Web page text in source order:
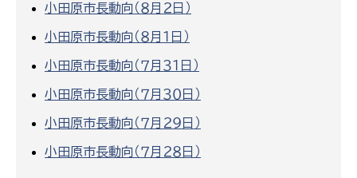
小田原市長動向（８月２日）
小田原市長動向（８月１日）
小田原市長動向（７月３１日）
小田原市長動向（７月３０日）
小田原市長動向（７月２９日）
小田原市長動向（７月２８日）